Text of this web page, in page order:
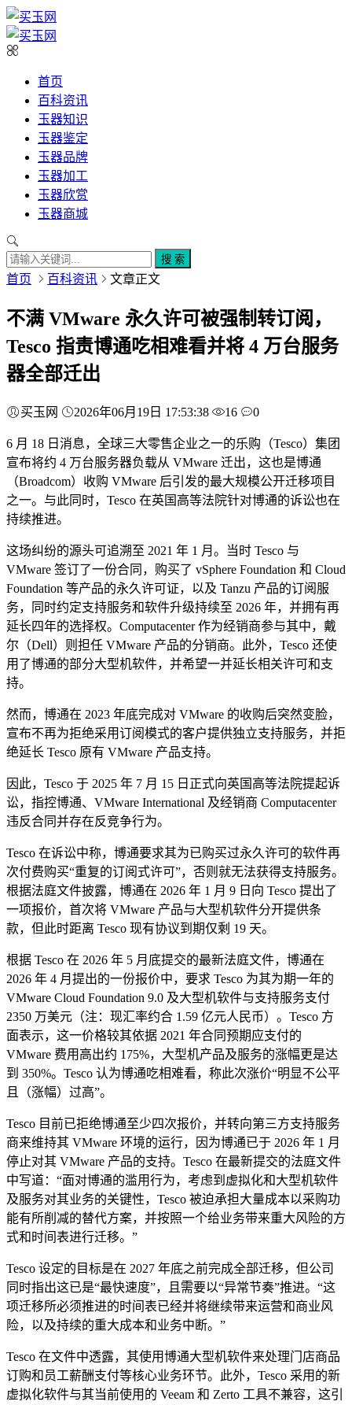
首页
百科资讯
玉器知识
玉器鉴定
玉器品牌
玉器加工
玉器欣赏
玉器商城
搜 索
首页 百科资讯 文章正文
不满 VMware 永久许可被强制转订阅，
Tesco 指责博通吃相难看并将 4 万台服务
器全部迁出
买玉网 2026年06月19日 17:53:38 16 0
6 月 18 日消息，全球三大零售企业之一的乐购（Tesco）集团
宣布将约 4 万台服务器负载从 VMware 迁出，这也是博通
（Broadcom）收购 VMware 后引发的最大规模公开迁移项目
之一。与此同时，Tesco 在英国高等法院针对博通的诉讼也在
持续推进。
这场纠纷的源头可追溯至 2021 年 1 月。当时 Tesco 与
VMware 签订了一份合同，购买了 vSphere Foundation 和 Cloud
Foundation 等产品的永久许可证，以及 Tanzu 产品的订阅服
务，同时约定支持服务和软件升级持续至 2026 年，并拥有再
延长四年的选择权。Computacenter 作为经销商参与其中，戴
尔（Dell）则担任 VMware 产品的分销商。此外，Tesco 还使
用了博通的部分大型机软件，并希望一并延长相关许可和支
持。
然而，博通在 2023 年底完成对 VMware 的收购后突然变脸，
宣布不再为拒绝采用订阅模式的客户提供独立支持服务，并拒
绝延长 Tesco 原有 VMware 产品支持。
因此，Tesco 于 2025 年 7 月 15 日正式向英国高等法院提起诉
讼，指控博通、VMware International 及经销商 Computacenter
违反合同并存在反竞争行为。
Tesco 在诉讼中称，博通要求其为已购买过永久许可的软件再
次付费购买“重复的订阅式许可”，否则就无法获得支持服务。
根据法庭文件披露，博通在 2026 年 1 月 9 日向 Tesco 提出了
一项报价，首次将 VMware 产品与大型机软件分开提供条
款，但此时距离 Tesco 现有协议到期仅剩 19 天。
根据 Tesco 在 2026 年 5 月底提交的最新法庭文件，博通在
2026 年 4 月提出的一份报价中，要求 Tesco 为其为期一年的
VMware Cloud Foundation 9.0 及大型机软件与支持服务支付
2350 万美元（注：现汇率约合 1.59 亿元人民币）。Tesco 方
面表示，这一价格较其依据 2021 年合同预期应支付的
VMware 费用高出约 175%，大型机产品及服务的涨幅更是达
到 350%。Tesco 认为博通吃相难看，称此次涨价“明显不公平
且（涨幅）过高”。
Tesco 目前已拒绝博通至少四次报价，并转向第三方支持服务
商来维持其 VMware 环境的运行，因为博通已于 2026 年 1 月
停止对其 VMware 产品的支持。Tesco 在最新提交的法庭文件
中写道：“面对博通的滥用行为，考虑到虚拟化和大型机软件
及服务对其业务的关键性，Tesco 被迫承担大量成本以采购功
能有所削减的替代方案，并按照一个给业务带来重大风险的方
式和时间表进行迁移。”
Tesco 设定的目标是在 2027 年底之前完成全部迁移，但公司
同时指出这已是“最快速度”，且需要以“异常节奏”推进。“这
项迁移所必须推进的时间表已经并将继续带来运营和商业风
险，以及持续的重大成本和业务中断。”
Tesco 在文件中透露，其使用博通大型机软件来处理门店商品
订购和员工薪酬支付等核心业务环节。此外，Tesco 采用的新
虚拟化软件与其当前使用的 Veeam 和 Zerto 工具不兼容，这引